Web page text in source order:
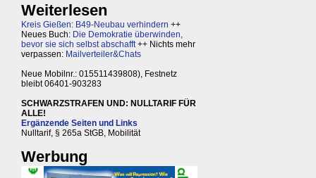
Weiterlesen
Kreis Gießen: B49-Neubau verhindern ++
Neues Buch: Die Demokratie überwinden,
bevor sie sich selbst abschafft++ Nichts mehr
verpassen: Mailverteiler&Chats
Neue Mobilnr.: 015511439808), Festnetz
bleibt 06401-903283
SCHWARZSTRAFEN UND: NULLTARIF FÜR
ALLE!
Ergänzende Seiten und Links
Nulltarif, § 265a StGB, Mobilität
Werbung